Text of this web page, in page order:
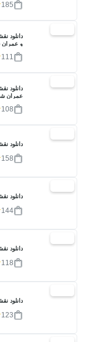
185
و عمران
111
دانلود
عمران
108
دانلود
158
دانلود
144
دانلود
118
دانلود
123